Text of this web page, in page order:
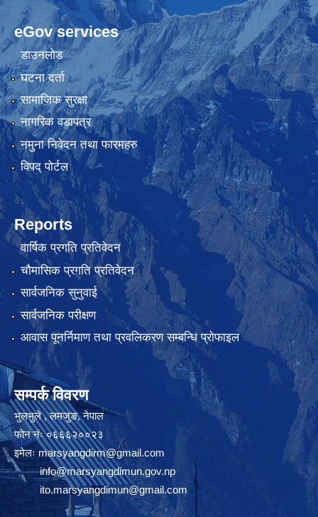
eGov services
डाउनलोड
घटना दर्ता
सामाजिक सुरक्षा
नागरिक वडापत्र
नमुना निवेदन तथा फारमहरु
विपद् पोर्टल
Reports
वार्षिक प्रगति प्रतिवेदन
चौमासिक प्रगति प्रतिवेदन
सार्वजनिक सुनुवाई
सार्वजनिक परीक्षण
आवास पूनर्निमाण तथा प्रवलिकरण सम्बन्धि प्रोफाइल
सम्पर्क विवरण
भुलभुले , लमजुङ, नेपाल
फोन नंः ०६६६२००२३
इमेलः marsyangdirm@gmail.com
info@marsyangdimun.gov.np
ito.marsyangdimun@gmail.com